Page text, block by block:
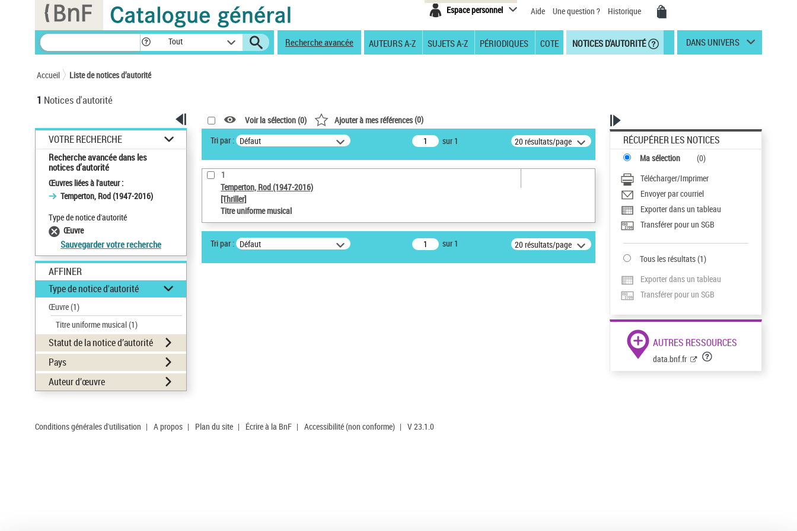
Espace personnel Aide Une question ? Historique
Tout Recherche avancée AUTEURS A-Z SUJETS A-Z PÉRIODIQUES COTE NOTICES D'AUTORITÉ DANS UNIVERS
Accueil Liste de notices d’autorité
1 Notices d'autorité
VOTRE RECHERCHE
Recherche avancée dans les
notices d’autorité
Œuvres liées à l'auteur :
Temperton, Rod (1947-2016)
Type de notice d'autorité
Œuvre
Sauvegarder votre recherche
AFFINER
Type de notice d'autorité
Œuvre(1)
Titre uniforme musical(1)
Statut de la notice d’autorité
Pays
Auteur d’œuvre
Voir la sélection (0) Ajouter à mes références(0)
Tri par : Défaut sur 1 20 résultats/page
1
Temperton, Rod (1947-2016)
[Thriller]
Titre uniforme musical
Tri par : Défaut sur 1 20 résultats/page
RÉCUPÉRER LES NOTICES
Ma sélection (0)
Télécharger/Imprimer
Envoyer par courriel
Exporter dans un tableau
Transférer pour un SGB
Tous les résultats(1)
Exporter dans un tableau
Transférer pour un SGB
AUTRES RESSOURCES
data.bnf.fr
Conditions générales d'utilisation | A propos | Plan du site | Écrire à la BnF | Accessibilité (non conforme) | V 23.1.0
Panneau de gestion des cookies